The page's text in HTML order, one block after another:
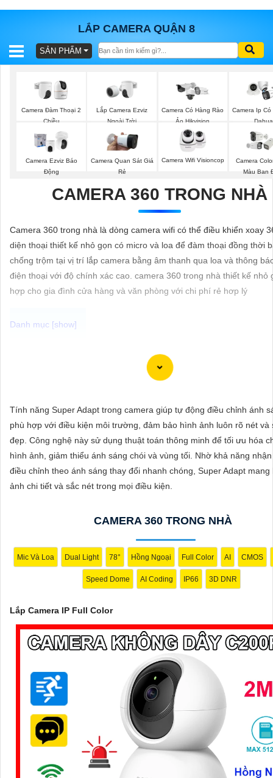
LẮP CAMERA QUẬN 8
BÁO
TRỌN
SẢN
TƯ
VẤN
LẮP
ĐẶT
PHỤ
TƯ
VỤ
SẢN PHẨM
Camera Đàm Thoại 2
Chiều
Lắp Camera Ezviz
Ngoài Trời
Camera Có Hàng Rào
Ảo Hikvision
Camera Ip Có
Dahua
Camera Ezviz Báo
Động
Camera Quan Sát Giá
Rẻ
Camera Wifi Visioncop
Camera
Màu Ban
CAMERA 360 TRONG NHÀ
Camera 360 trong nhà là dòng camera wifi có thể điều khiển xoay
diện thoại thiết kế nhỏ gọn có micro và loa để đàm thoại đồng thời
chống trộm tại vị trí lắp camera bằng âm thanh qua loa và thông
điện thoại với độ chính xác cao. camera 360 trong nhà thiết kế nhỏ
hợp cho gia đình cửa hàng và văn phòng với chi phí rẻ hơp lý
Camera IP Full Color Công nghệ phù hợp sử dụng trong các môi
Tính năng Super Adapt trong camera giúp tự động điều chỉnh ánh
phù hợp với điều kiện môi trường, đảm bảo hình ảnh luôn rõ nét và
đẹp. Công nghệ này sử dụng thuật toán thông minh để tối ưu hóa
hình ảnh, giảm thiểu ánh sáng chói và vùng tối. Nhờ khả năng
điều chỉnh theo ánh sáng thay đổi nhanh chóng, Super Adapt mang
ảnh chi tiết và sắc nét trong mọi điều kiện.
CAMERA 360 TRONG NHÀ
Mic Và Loa Dual Light 78° Hồng Ngoại Full Color AI CMOS
Speed Dome AI Coding IP66 3D DNR
Lắp Camera IP Full Color